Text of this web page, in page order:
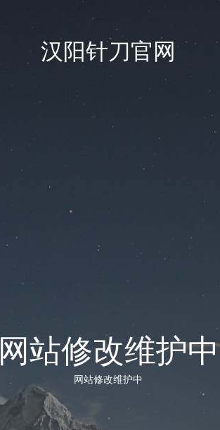
汉阳针刀官网
网站修改维护中
网站修改维护中